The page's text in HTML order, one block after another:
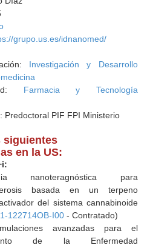
grupo.us.es/idnanomed/
Investigación y Desarrollo
Farmacia y Tecnología
Predoctoral PIF FPI Ministerio
siguientes
en la US:
nanoteragnóstica para
basada en un terpeno
del sistema cannabinoide
122714OB-I00- Contratado)
avanzadas para el
de la Enfermedad